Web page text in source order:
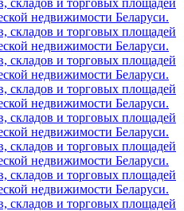
недвижимости Беларуси.
складов и торговых площадей
недвижимости Беларуси.
складов и торговых площадей
недвижимости Беларуси.
складов и торговых площадей
недвижимости Беларуси.
складов и торговых площадей
недвижимости Беларуси.
складов и торговых площадей
недвижимости Беларуси.
складов и торговых площадей
недвижимости Беларуси.
складов и торговых площадей